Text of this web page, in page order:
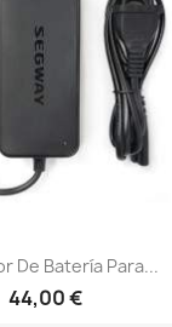
Vista rápida
De Batería Para...
44,00 €